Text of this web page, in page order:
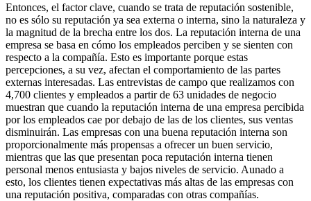
Entonces, el factor clave, cuando se trata de reputación sostenible,
no es sólo su reputación ya sea externa o interna, sino la naturaleza y
la magnitud de la brecha entre los dos. La reputación interna de una
empresa se basa en cómo los empleados perciben y se sienten con
respecto a la compañía. Esto es importante porque estas
percepciones, a su vez, afectan el comportamiento de las partes
externas interesadas. Las entrevistas de campo que realizamos con
4,700 clientes y empleados a partir de 63 unidades de negocio
muestran que cuando la reputación interna de una empresa percibida
por los empleados cae por debajo de las de los clientes, sus ventas
disminuirán. Las empresas con una buena reputación interna son
proporcionalmente más propensas a ofrecer un buen servicio,
mientras que las que presentan poca reputación interna tienen
personal menos entusiasta y bajos niveles de servicio. Aunado a
esto, los clientes tienen expectativas más altas de las empresas con
una reputación positiva, comparadas con otras compañías.